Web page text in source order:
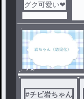
グク可愛い❤
ノベ
ル
#チビ岩ちゃん